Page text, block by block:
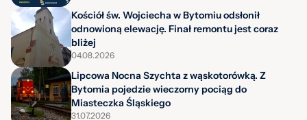
Kościół św. Wojciecha w Bytomiu odsłonił
odnowioną elewację. Finał remontu jest coraz
bliżej
04.08.2026
Lipcowa Nocna Szychta z wąskotorówką. Z
Bytomia pojedzie wieczorny pociąg do
Miasteczka Śląskiego
31.07.2026